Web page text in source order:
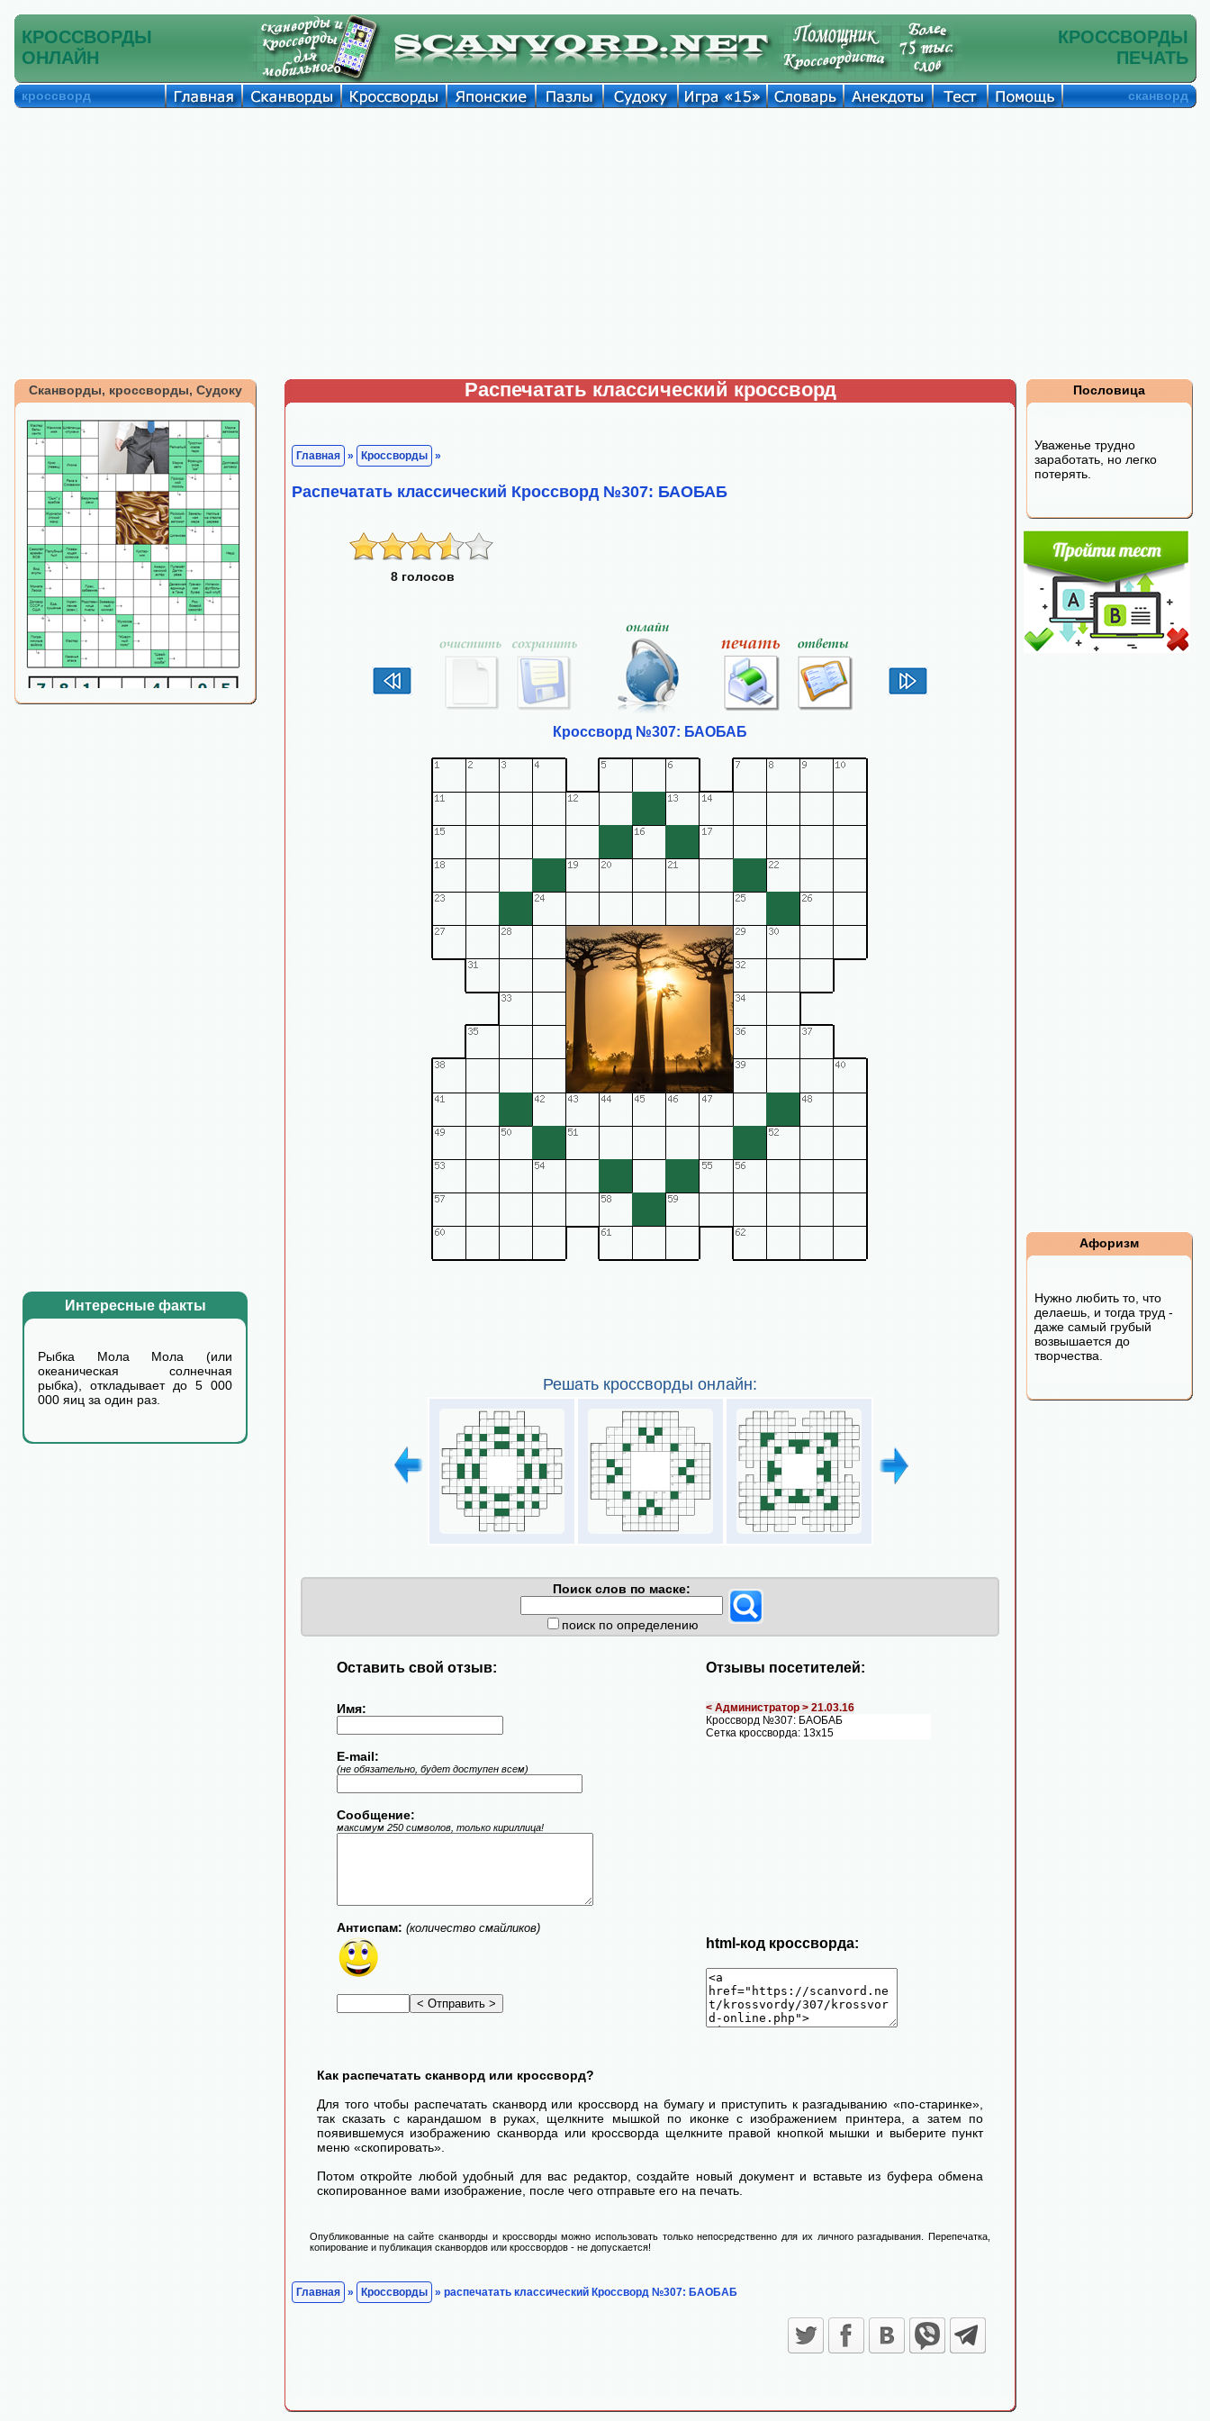
КРОССВОРДЫ
ОНЛАЙН
КРОССВОРДЫ
ПЕЧАТЬ
кроссворд сканворд
Сканворды, кроссворды, Судоку
Интересные факты
Рыбка Мола Мола (или
океаническая солнечная
рыбка), откладывает до 5 000
000 яиц за один раз.
Распечатать классический кроссворд
Главная » Кроссворды »
Распечатать классический Кроссворд №307: БАОБАБ
8 голосов
Кроссворд №307: БАОБАБ
Решать кроссворды онлайн:
Поиск слов по маске:
поиск по определению
Оставить свой отзыв: Отзывы посетителей:
Имя:
E-mail:
(не обязательно, будет доступен всем)
Сообщение:
максимум 250 символов, только кириллица!
Антиспам: (количество смайликов)
< Администратор > 21.03.16
Кроссворд №307: БАОБАБ
Сетка кроссворда: 13х15
html-код кроссворда:
Как распечатать сканворд или кроссворд?
Для того чтобы распечатать сканворд или кроссворд на бумагу и приступить к разгадыванию «по-старинке»,
так сказать с карандашом в руках, щелкните мышкой по иконке с изображением принтера, а затем по
появившемуся изображению сканворда или кроссворда щелкните правой кнопкой мышки и выберите пункт
меню «скопировать».
Потом откройте любой удобный для вас редактор, создайте новый документ и вставьте из буфера обмена
скопированное вами изображение, после чего отправьте его на печать.
Опубликованные на сайте сканворды и кроссворды можно использовать только непосредственно для их личного разгадывания. Перепечатка,
копирование и публикация сканвордов или кроссвордов - не допускается!
Главная » Кроссворды » распечатать классический Кроссворд №307: БАОБАБ
Пословица
Уваженье трудно
заработать, но легко
потерять.
Афоризм
Нужно любить то, что
делаешь, и тогда труд -
даже самый грубый
возвышается до
творчества.